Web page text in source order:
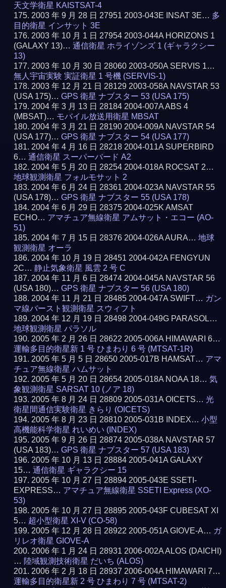
天文学衛星 KAISTSAT-4
2003 年 9 月 28 日 27951 2003-043E INSAT 3E… 多
目的衛星 インサット 3E
2003 年 10 月 1 日 27954 2003-044A HORIZONS 1
(GALAXY 13)…通信衛星 ホライゾンズ 1 (ギャラクシー
13)
2003 年 10 月 30 日 28060 2003-050A SERVIS 1…
無人宇宙実験 実証衛星 1 号機 (SERVIS-1)
2003 年 12 月 21 日 28129 2003-058A NAVSTAR 53
(USA 175)…GPS 衛星 ナブスター 53 (USA 175)
2004 年 3 月 13 日 28184 2004-007A ABS 4
(MBSAT)… モバイル放送用衛星 MBSAT
2004 年 3 月 21 日 28190 2004-009A NAVSTAR 54
(USA 177)…GPS 衛星 ナブスター 54 (USA 177)
2004 年 4 月 16 日 28218 2004-011A SUPERBIRD
6…通信衛星 スーパーバード A2
2004 年 5 月 20 日 28254 2004-018A ROCSAT 2…
地球観測衛星 フォルモサット 2
2004 年 6 月 24 日 28361 2004-023A NAVSTAR 55
(USA 178)…GPS 衛星 ナブスター 55 (USA 178)
2004 年 6 月 29 日 28375 2004-025K AMSAT
ECHO… アマチュア無線衛星 アムサット・エコー (AO-
51)
2004 年 7 月 15 日 28376 2004-026A AURA…地球
観測衛星 オーラ
2004 年 10 月 19 日 28451 2004-042A FENGYUN
2C…静止気象衛星 風雲 2 号 C
2004 年 11 月 6 日 28474 2004-045A NAVSTAR 56
(USA 180)…GPS 衛星 ナブスター 56 (USA 180)
2004 年 11 月 21 日 28485 2004-047A SWIFT… ガン
マ線バースト観測衛星 スウィフト
2004 年 12 月 19 日 28498 2004-049G PARASOL…
地球観測衛星 パラソル
2005 年 2 月 26 日 28622 2005-006A HIMAWARI 6…
運輸多目的衛星新 1 号 ひまわり 6 号 (MTSAT-1R)
2005 年 5 月 5 日 28650 2005-017B HAMSAT… アマ
チュア無線衛星 ハムサット
2005 年 5 月 20 日 28654 2005-018A NOAA 18…気
象観測衛星 SARSAT 10 (ノア 18)
2005 年 8 月 24 日 28809 2005-031A OICETS…光
衛星間通信実験衛星 きらり (OICETS)
2005 年 8 月 23 日 28810 2005-031B INDEX…小型
高機能科学衛星 れいめい (INDEX)
2005 年 9 月 26 日 28874 2005-038A NAVSTAR 57
(USA 183)…GPS 衛星 ナブスター 57 (USA 183)
2005 年 10 月 13 日 28884 2005-041A GALAXY
15…通信衛星 ギャラクシー 15
2005 年 10 月 27 日 28894 2005-043E SSETI-
EXPRESS… アマチュア無線衛星 SSETI Express (XO-
53)
2005 年 10 月 27 日 28895 2005-043F CUBESAT XI
5… 超小型衛星 XI-V (CO-58)
2005 年 12 月 28 日 28922 2005-051A GIOVE-A… ガ
リレオ衛星 GIOVE-A
2006 年 1 月 24 日 28931 2006-002A ALOS (DAICHI)
… 陸域観測技術衛星 だいち (ALOS)
2006 年 2 月 18 日 28937 2006-004A HIMAWARI 7…
運輸多目的衛星新 2 号 ひまわり 7 号 (MTSAT-2)